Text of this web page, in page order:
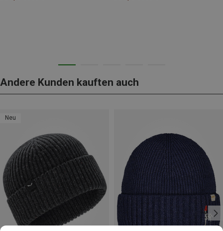
Andere Kunden kauften auch
Neu